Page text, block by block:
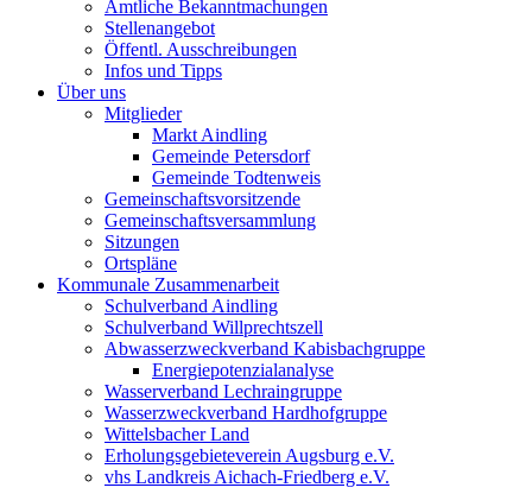
Amtliche Bekanntmachungen
Stellenangebot
Öffentl. Ausschreibungen
Infos und Tipps
Über uns
Mitglieder
Markt Aindling
Gemeinde Petersdorf
Gemeinde Todtenweis
Gemeinschaftsvorsitzende
Gemeinschaftsversammlung
Sitzungen
Ortspläne
Kommunale Zusammenarbeit
Schulverband Aindling
Schulverband Willprechtszell
Abwasserzweckverband Kabisbachgruppe
Energiepotenzialanalyse
Wasserverband Lechraingruppe
Wasserzweckverband Hardhofgruppe
Wittelsbacher Land
Erholungsgebieteverein Augsburg e.V.
vhs Landkreis Aichach-Friedberg e.V.